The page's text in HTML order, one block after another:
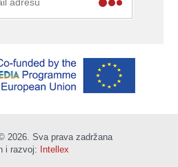
2026. Sva prava zadržana
i razvoj: Intellex